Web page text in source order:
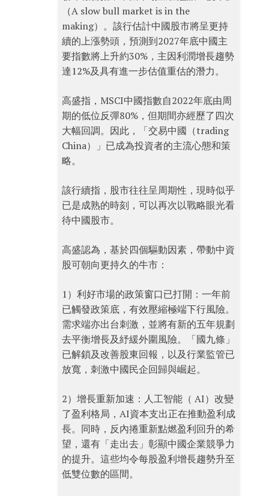
（A slow bull market is in the
making）。該行估計中國股市將呈更持
續的上漲勢頭，預測到2027年底中國主
要指數將上升約30%，主因利潤增長趨勢
達12%及具有進一步估值重估的潛力。
高盛指，MSCI中國指數自2022年底由周
期的低位反彈80%，但期間亦經歷了四次
大幅回調。因此，「交易中國（trading
China）」已成為投資者的主流心態和策
略。
該行續指，股市往往呈周期性，現時似乎
已是成熟的時刻，可以再次以戰略眼光看
待中國股市。
高盛認為，基於四個驅動因素，帶動中資
股可朝向更持久的牛市：
1）利好市場的政策窗口已打開：一年前
已觸發政策底，有效壓縮極端下行風險。
需求端亦出台刺激，並將有新的五年規劃
去平衡增長及紓緩外圍風險。「國九條」
已解鎖及改善股東回報，以及行業監管已
放寬，刺激中國民企回歸與崛起。
2）增長重新加速：人工智能（ AI）改變
了盈利格局，AI資本支出正在推動盈利成
長。同時，反內捲重新點燃盈利回升的希
望，還有「走出去」彰顯中國企業競爭力
的提升。這些均令每股盈利增長趨勢升至
低雙位數的區間。